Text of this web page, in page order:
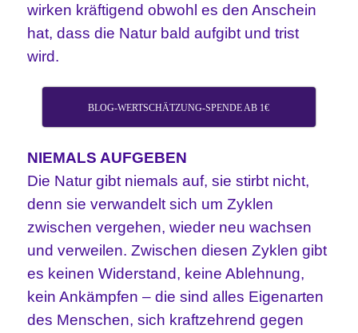
wirken kräftigend obwohl es den Anschein
hat, dass die Natur bald aufgibt und trist
wird.
BLOG-WERTSCHÄTZUNG-SPENDE AB 1€
NIEMALS AUFGEBEN
Die Natur gibt niemals auf, sie stirbt nicht,
denn sie verwandelt sich um Zyklen
zwischen vergehen, wieder neu wachsen
und verweilen. Zwischen diesen Zyklen gibt
es keinen Widerstand, keine Ablehnung,
kein Ankämpfen – die sind alles Eigenarten
des Menschen, sich kraftzehrend gegen